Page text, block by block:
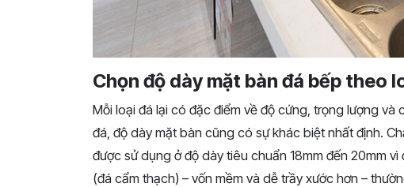
Chọn độ dày mặt bàn đá bếp theo
Mỗi loại đá lại có đặc điểm về độ cứng, trọng lượng
đá, độ dày mặt bàn cũng có sự khác biệt nhất định.
được sử dụng ở độ dày tiêu chuẩn 18mm đến 20mm
(đá cẩm thạch) – vốn mềm và dễ trầy xước hơn –